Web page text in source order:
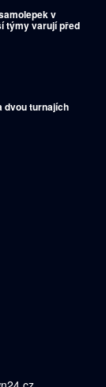
v
týmy varují před
dvou turnajích